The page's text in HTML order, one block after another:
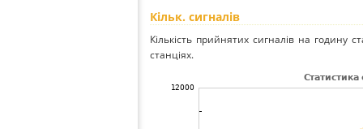
Кільк. сигналів
Кількість прийнятих сигналів на годину
станціях.